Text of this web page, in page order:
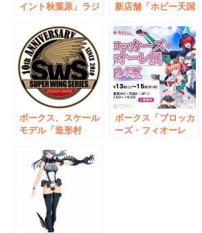
イント秋葉原」ラジ
秋葉原に最大級のド
ールショップ
OPEN！
新店舗「ホビー天国
ープン 「作るホビ
ー」をお届けする自
社ビル旗艦店
ボークス、スケール
モデル「造形村
ント「大例会」を1
月15日に東京・秋葉
原ホビー天国2で開
ボークス「ブロッカ
ーズ・フィオーレ